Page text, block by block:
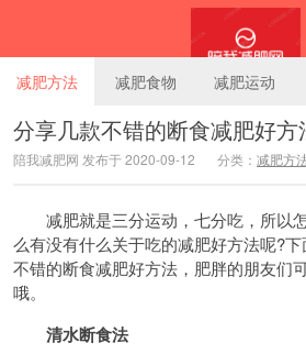
陪我减肥网
减肥方法 减肥食物 减肥运动
分享几款不错的断食减肥好方
陪我减肥网 发布于 2020-09-12 分类： 减肥方
减肥就是三分运动，七分吃，所以
么有没有什么关于吃的减肥好方法呢?
不错的断食减肥好方法，肥胖的朋友们
哦。
清水断食法